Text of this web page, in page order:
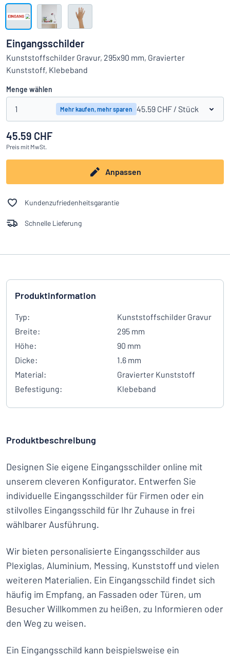
Das Gesuchte nicht gefunden? Schild hier entwerfen
Alle Kategorien anzeigen
Einloggen
Firma
Deutsch
Eingangsschilder
Kunststoffschilder Gravur, 295x90 mm, Gravierter
Kunststoff, Klebeband
Menge wählen
1 Mehr kaufen, mehr sparen 45.59 CHF / Stück
45.59 CHF
Preis mit MwSt.
Anpassen
Kundenzufriedenheitsgarantie
Schnelle Lieferung
Produktinformation
Typ:
Kunststoffschilder Gravur
Breite:
295 mm
Höhe:
90 mm
Dicke:
1.6 mm
Material:
Gravierter Kunststoff
Befestigung:
Klebeband
Produktbeschreibung
Designen Sie eigene Eingangsschilder online mit
unserem cleveren Konfigurator. Entwerfen Sie
individuelle Eingangsschilder für Firmen oder ein
stilvolles Eingangsschild für Ihr Zuhause in frei
wählbarer Ausführung.
Wir bieten personalisierte Eingangsschilder aus
Plexiglas, Aluminium, Messing, Kunststoff und vielen
weiteren Materialien. Ein Eingangsschild findet sich
häufig im Empfang, an Fassaden oder Türen, um
Besucher Willkommen zu heißen, zu Informieren oder
den Weg zu weisen.
Ein Eingangsschild kann beispielsweise ein